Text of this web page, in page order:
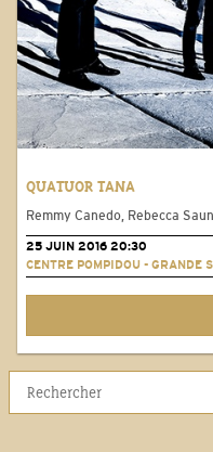
QUATUOR TANA
Remmy Canedo, Rebecca
25 JUIN 2016 20:30
CENTRE POMPIDOU - GRANDE